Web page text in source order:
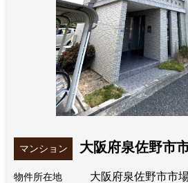
マンション 大阪府泉佐野市
物件所在地 大阪府泉佐野市市